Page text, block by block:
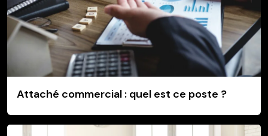
Attaché commercial : quel est ce poste ?